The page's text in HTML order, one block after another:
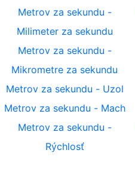
Metrov za sekundu -
Milimeter za sekundu
Metrov za sekundu -
Mikrometre za sekundu
Metrov za sekundu - Uzol
Metrov za sekundu - Mach
Metrov za sekundu -
Rýchlosť